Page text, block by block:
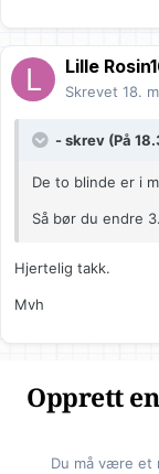
Lille
Skrevet 18.
- skrev (På
De to blinde er i
Så bør du endre
Hjertelig takk.
Mvh
Opprett
Du må være et